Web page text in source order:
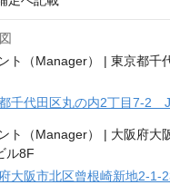
千代田区丸の内2丁目7-2
大阪市北区曾根崎新地2-